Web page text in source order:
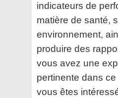
indicateurs de
matière de santé,
environnement,
produire des
vous avez une
pertinente dans
vous êtes